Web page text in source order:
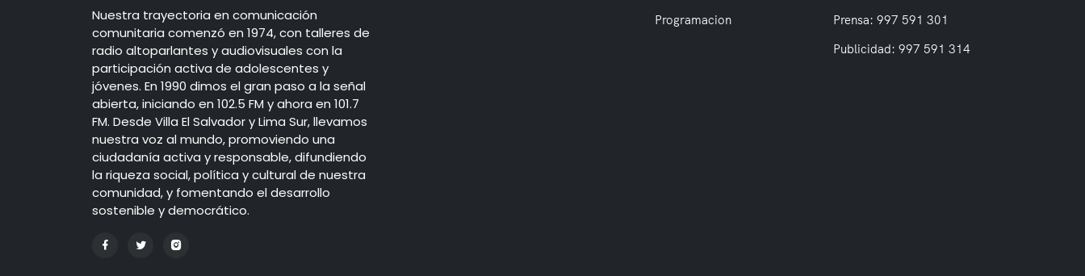
Nuestra trayectoria en comunicación
comunitaria comenzó en 1974, con talleres de
radio altoparlantes y audiovisuales con la
participación activa de adolescentes y
jóvenes. En 1990 dimos el gran paso a la señal
abierta, iniciando en 102.5 FM y ahora en 101.7
FM. Desde Villa El Salvador y Lima Sur, llevamos
nuestra voz al mundo, promoviendo una
ciudadanía activa y responsable, difundiendo
la riqueza social, política y cultural de nuestra
comunidad, y fomentando el desarrollo
sostenible y democrático.
Programacion
Prensa: 997 591 301
Publicidad: 997 591 314